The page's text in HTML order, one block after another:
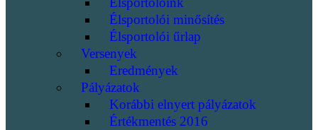
Élsportolói minősítés
Élsportolói űrlap
Versenyek
Eredmények
Pályázatok
Korábbi elnyert pályázatok
Értékmentés 2016